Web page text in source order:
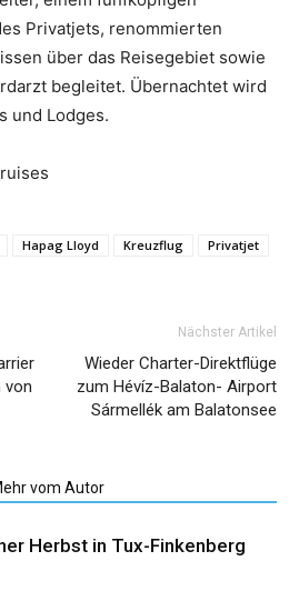
Privatjets, renommierten
über das Reisegebiet sowie
begleitet. Übernachtet wird
und Lodges.
Hapag Lloyd Kreuzflug
Privatjet
von
Nächster Artikel
Wieder Charter-Direktflüge
zum Hévíz-Balaton- Airport
Sármellék am Balatonsee
vom Autor
Herbst in Tux-Finkenberg